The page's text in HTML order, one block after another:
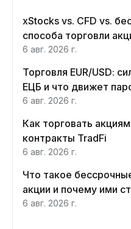
xStocks vs. CFD vs.
способа торговли
6 авг. 2026 г.
Торговля EUR/USD:
ЕЦБ и что движет
6 авг. 2026 г.
Как торговать
контракты TradFi
6 авг. 2026 г.
Что такое
акции и почему ими
6 авг. 2026 г.